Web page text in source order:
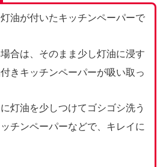
油が付いたキッチンペーパーで
合は、そのまま少し灯油に浸す
きキッチンペーパーが吸い取っ
灯油を少しつけてゴシゴシ洗う
チンペーパーなどで、キレイに